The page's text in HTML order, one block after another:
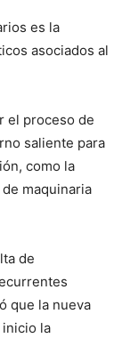
es la
asociados al
el proceso de
saliente para
como la
maquinaria
de
que la nueva
la